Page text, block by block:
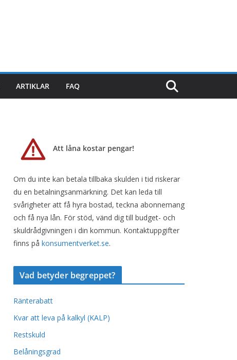
ARTIKLAR FAQ
Att låna kostar pengar!
Om du inte kan betala tillbaka skulden i tid riskerar
du en betalningsanmärkning. Det kan leda till
svårigheter att få hyra bostad, teckna abonnemang
och få nya lån. För stöd, vänd dig till budget- och
skuldrådgivningen i din kommun. Kontaktuppgifter
finns på konsumentverket.se.
Vad betyder begreppet?
Ränterabatt
Kvar att leva på kalkyl (KALP)
Restskuld
Belåningsgrad